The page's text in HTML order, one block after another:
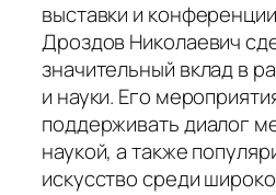
выставки и
Дроздов Николаевич
значительный вклад в
и науки. Его
поддерживать диалог
наукой, а также
искусство среди